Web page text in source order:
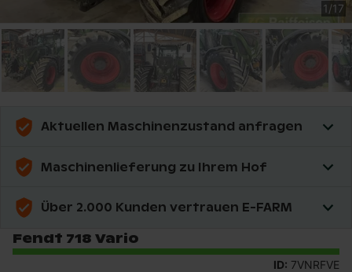
1/17
Aktuellen Maschinenzustand anfragen
Maschinenlieferung zu Ihrem Hof
Über 2.000 Kunden vertrauen E-FARM
Fendt 718 Vario
ID: 7VNRFVE